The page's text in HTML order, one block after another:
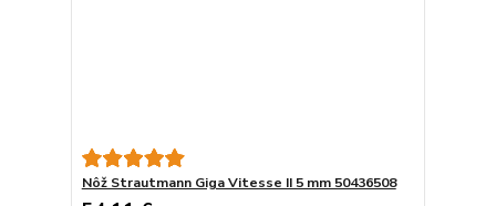
Nôž Strautmann Giga Vitesse II 5 mm 50436508